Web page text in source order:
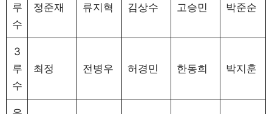
루
수
정준재 류지혁 김상수 고승민 박준순
3
루
수
최정 전병우 허경민 한동희 박지훈